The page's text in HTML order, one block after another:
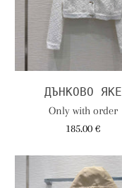
ДЪНКОВО ЯКЕ
Only with order
185.00 €